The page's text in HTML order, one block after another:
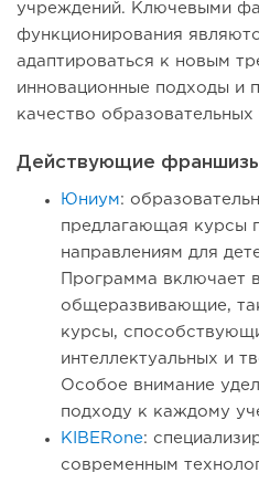
учреждений. Ключевыми
функционирования
адаптироваться к новым
инновационные подходы и
качество образовательных
Действующие
Юниум:
предлагающая курсы
направлениям для
Программа включает
общеразвивающие,
курсы,
интеллектуальных и
Особое внимание
подходу к каждому
KIBERone:
современным